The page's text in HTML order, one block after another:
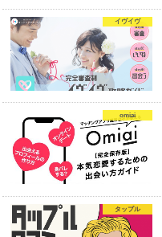
イヴイヴ
omiai
タップル